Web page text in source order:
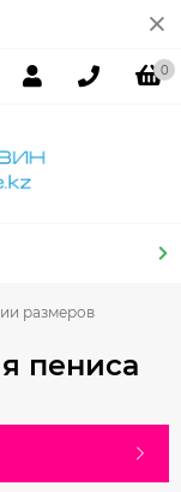
0
размеров
пениса